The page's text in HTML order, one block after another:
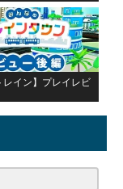
レイン】プレイレビ